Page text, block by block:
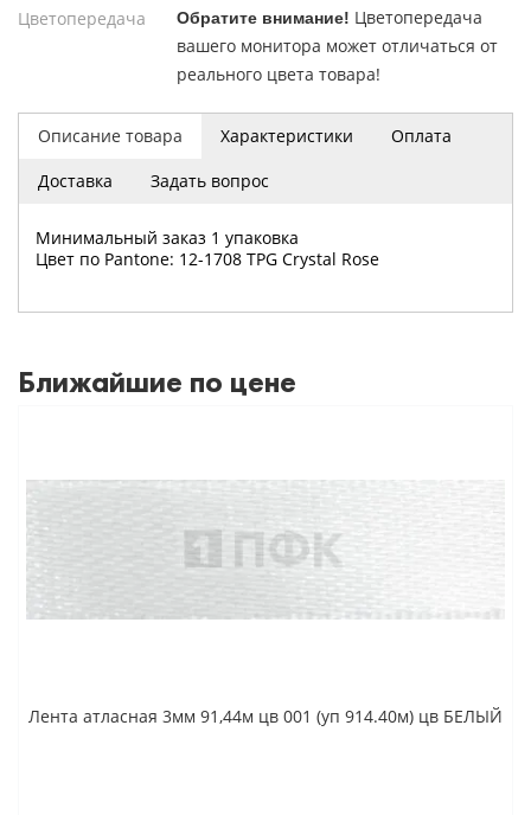
Описание товара Характеристики
Оплата
Доставка
Задать вопрос
Минимальный заказ 1 упаковка
Цвет по Pantone: 12-1708 TPG Crystal Rose
Цветопередача
Обратите внимание! Цветопередача
вашего монитора может отличаться от
реального цвета товара!
Ближайшие по цене
Лента атласная 3мм 91,44м цв 001 (уп 914.40м) цв БЕЛЫЙ